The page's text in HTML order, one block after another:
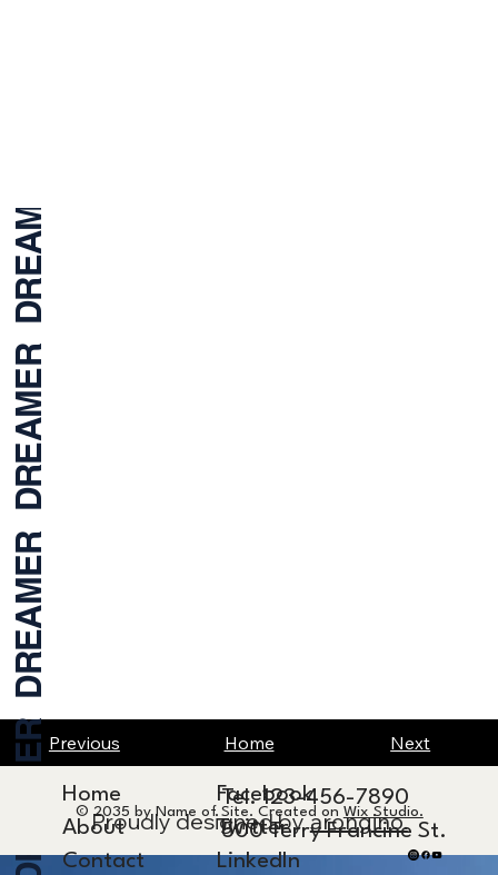
Previous Home Next
Home
About
Contact
Facebook
Twitter
LinkedIn
Tel. 123-456-7890
500 Terry Francine St.
© 2035 by Name of Site. Created on Wix Studio.
Proudly designed by arongino.